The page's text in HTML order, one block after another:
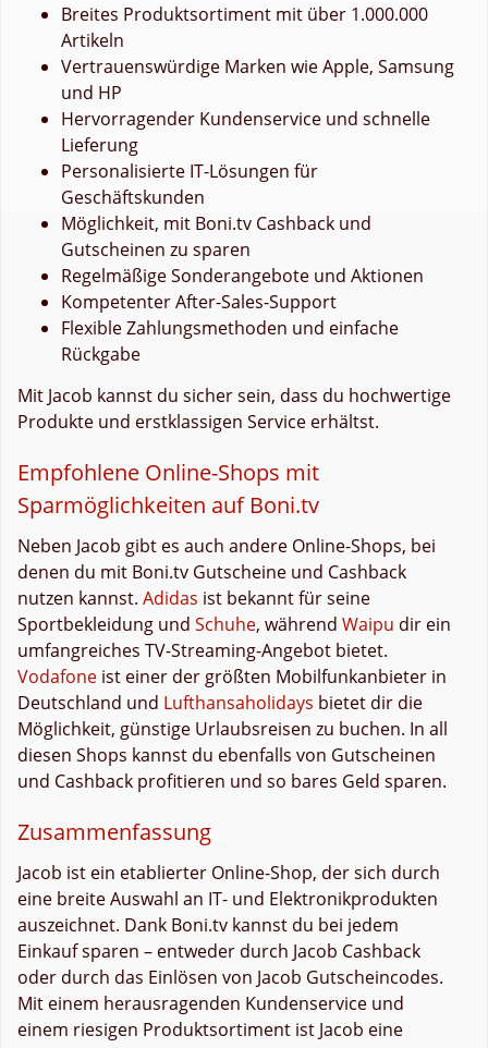
Breites Produktsortiment mit über 1.000.000
Artikeln
Vertrauenswürdige Marken wie Apple, Samsung
und HP
Hervorragender Kundenservice und schnelle
Lieferung
Personalisierte IT-Lösungen für
Geschäftskunden
Möglichkeit, mit Boni.tv Cashback und
Gutscheinen zu sparen
Regelmäßige Sonderangebote und Aktionen
Kompetenter After-Sales-Support
Flexible Zahlungsmethoden und einfache
Rückgabe
Mit Jacob kannst du sicher sein, dass du hochwertige
Produkte und erstklassigen Service erhältst.
Empfohlene Online-Shops mit
Sparmöglichkeiten auf Boni.tv
Neben Jacob gibt es auch andere Online-Shops, bei
denen du mit Boni.tv Gutscheine und Cashback
nutzen kannst. Adidas ist bekannt für seine
Sportbekleidung und Schuhe, während Waipu dir ein
umfangreiches TV-Streaming-Angebot bietet.
Vodafone ist einer der größten Mobilfunkanbieter in
Deutschland und Lufthansaholidays bietet dir die
Möglichkeit, günstige Urlaubsreisen zu buchen. In all
diesen Shops kannst du ebenfalls von Gutscheinen
und Cashback profitieren und so bares Geld sparen.
Zusammenfassung
Jacob ist ein etablierter Online-Shop, der sich durch
eine breite Auswahl an IT- und Elektronikprodukten
auszeichnet. Dank Boni.tv kannst du bei jedem
Einkauf sparen – entweder durch Jacob Cashback
oder durch das Einlösen von Jacob Gutscheincodes.
Mit einem herausragenden Kundenservice und
einem riesigen Produktsortiment ist Jacob eine